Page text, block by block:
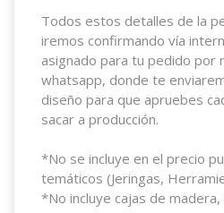
Todos estos detalles de la
iremos confirmando vía
asignado para tu pedido por
whatsapp, donde te
diseño para que apruebes
sacar a producción.
*No se incluye en el precio
temáticos (Jeringas,
*No incluye cajas de